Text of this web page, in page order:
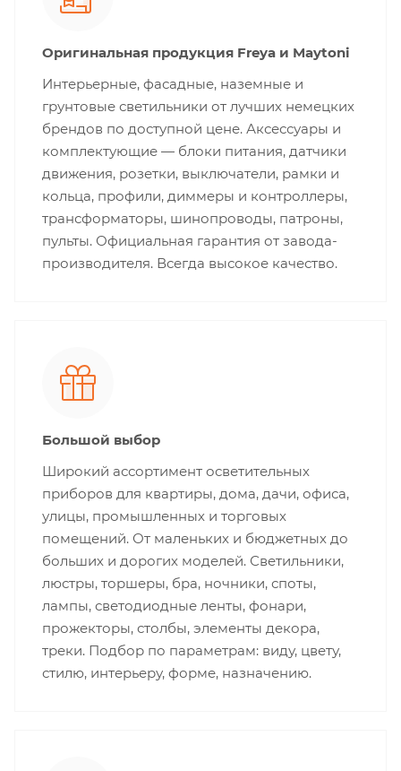
Оригинальная продукция Freya и Maytoni
Интерьерные, фасадные, наземные и
грунтовые светильники от лучших немецких
брендов по доступной цене. Аксессуары и
комплектующие — блоки питания, датчики
движения, розетки, выключатели, рамки и
кольца, профили, диммеры и контроллеры,
трансформаторы, шинопроводы, патроны,
пульты. Официальная гарантия от завода-
производителя. Всегда высокое качество.
Большой выбор
Широкий ассортимент осветительных
приборов для квартиры, дома, дачи, офиса,
улицы, промышленных и торговых
помещений. От маленьких и бюджетных до
больших и дорогих моделей. Светильники,
люстры, торшеры, бра, ночники, споты,
лампы, светодиодные ленты, фонари,
прожекторы, столбы, элементы декора,
треки. Подбор по параметрам: виду, цвету,
стилю, интерьеру, форме, назначению.